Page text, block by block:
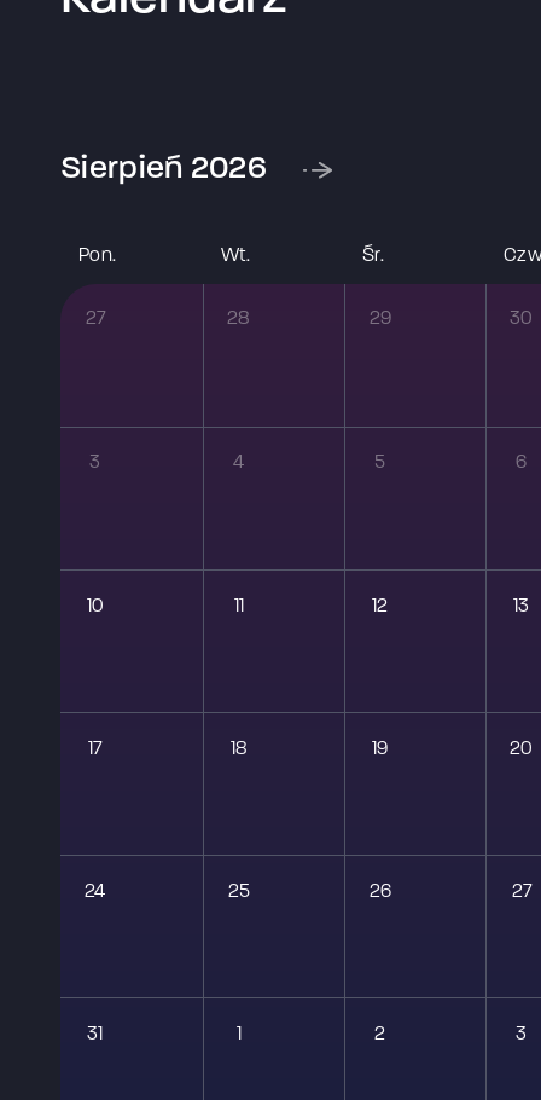
sierpień 2026
pon. wt. śr.
27 28 29 30
3 4 5 6
10 12 13
17 18 19 20
24 25 26 27
31 2 3